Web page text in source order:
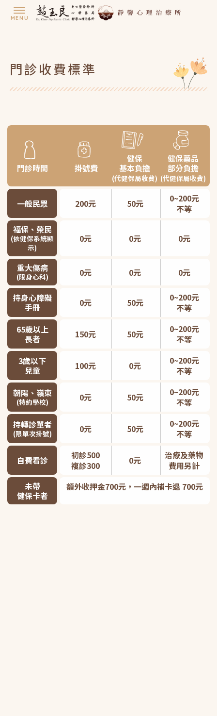
門診收費標準
門診時間 掛號費
健保
基本負擔
(代健保局收費)
健保藥品
部分負擔
(代健保局收費)
一般民眾 200元 50元
0~200元
不等
福保、榮民
(依健保系統顯
示)
0元 0元 0元
重大傷病
(限身心科) 0元 0元 0元
持身心障礙
手冊
0元 50元
0~200元
不等
65歲以上
長者
150元 50元
0~200元
不等
3歲以下
兒童
100元 0元
0~200元
不等
朝陽、嶺東
(特約學校) 0元 50元
0~200元
不等
持轉診單者
(限單次掛號) 0元 50元
0~200元
不等
自費看診
初診500
複診300
0元
治療及藥物
費用另計
未帶
健保卡者
額外收押金700元，一週內補卡退 700元